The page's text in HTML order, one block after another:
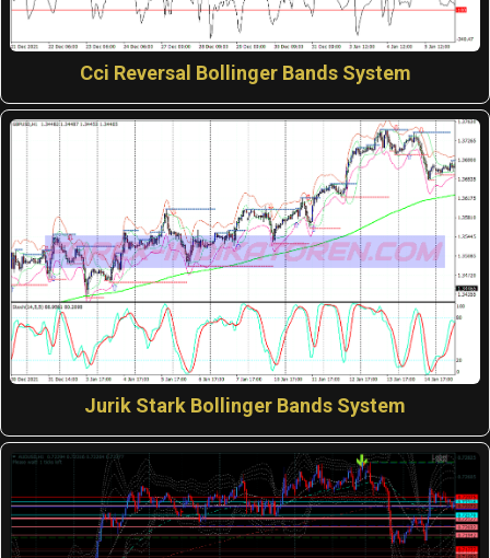
Cci Reversal Bollinger Bands System
Jurik Stark Bollinger Bands System